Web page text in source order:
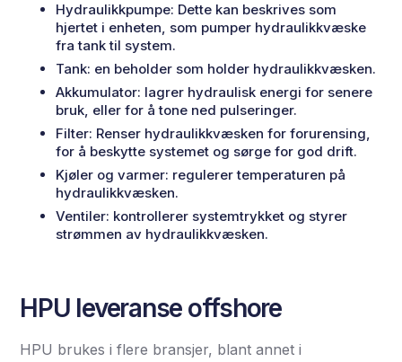
Hydraulikkpumpe: Dette kan beskrives som
hjertet i enheten, som pumper hydraulikkvæske
fra tank til system.
Tank: en beholder som holder hydraulikkvæsken.
Akkumulator: lagrer hydraulisk energi for senere
bruk, eller for å tone ned pulseringer.
Filter: Renser hydraulikkvæsken for forurensing,
for å beskytte systemet og sørge for god drift.
Kjøler og varmer: regulerer temperaturen på
hydraulikkvæsken.
Ventiler: kontrollerer systemtrykket og styrer
strømmen av hydraulikkvæsken.
HPU leveranse offshore
HPU brukes i flere bransjer, blant annet i